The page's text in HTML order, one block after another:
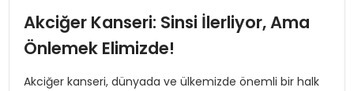
EKONOMI
Akciğer Kanseri: Sinsi İlerliyor, Ama
Önlemek Elimizde!
Akciğer kanseri, dünyada ve ülkemizde önemli bir halk